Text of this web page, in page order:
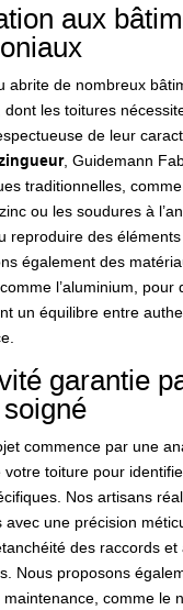
aux
abrite de nombreux
dont les toitures
de leur
, Guidemann
traditionnelles,
ou les soudures à
reproduire des éléments
également des
l’aluminium, pour
un équilibre entre
garantie
commence par une
votre toiture pour
Nos artisans
avec une précision
des raccords et
Nous proposons
maintenance, comme le